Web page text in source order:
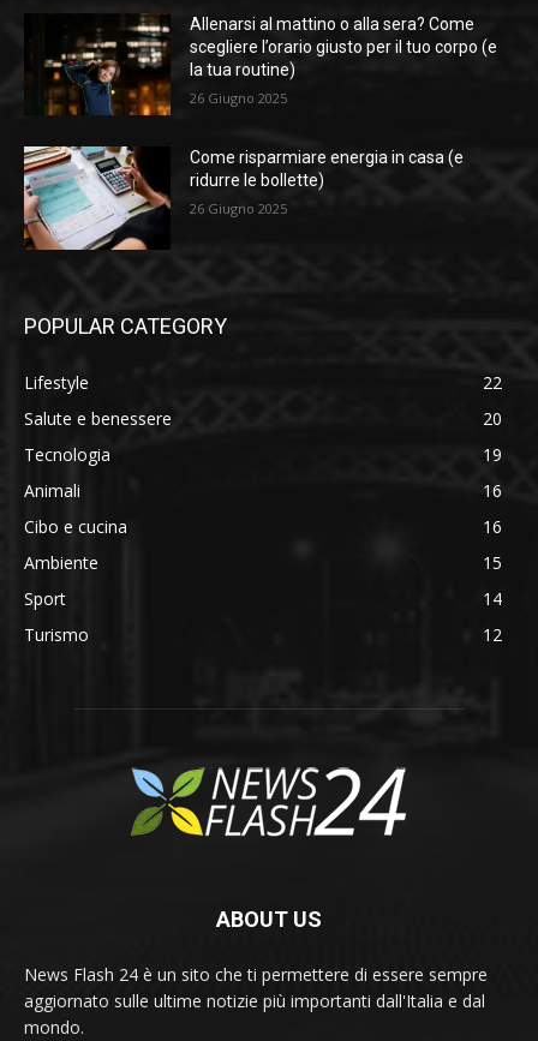
Allenarsi al mattino o alla sera? Come
scegliere l’orario giusto per il tuo corpo (e
la tua routine)
26 Giugno 2025
Come risparmiare energia in casa (e
ridurre le bollette)
26 Giugno 2025
POPULAR CATEGORY
Lifestyle
22
Salute e benessere
20
Tecnologia
19
Animali
16
Cibo e cucina
16
Ambiente
15
Sport
14
Turismo
12
ABOUT US
News Flash 24 è un sito che ti permettere di essere sempre
aggiornato sulle ultime notizie più importanti dall'Italia e dal
mondo.